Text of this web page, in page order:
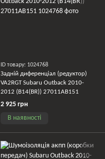
ID товару: 1024768
Задній диференціал (редуктор)
VA2RGT Subaru Outback 2010-
2012 (B14(BR)) 27011AB151
2 925 грн
В наявності